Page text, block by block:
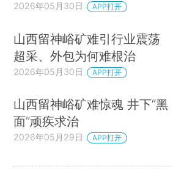
2026年05月30日 APP打开
山西留神峪矿难引行业震荡
超采、外包为何难根治
2026年05月30日 APP打开
山西留神峪矿难惊魂 井下“黑
面”顽疾求治
2026年05月29日 APP打开